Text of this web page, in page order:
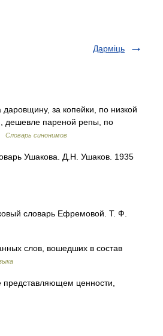
Дарміць
за копейки, по низкой
дешевле пареной репы, по
Словарь синонимов
Ушакова. Д.Н. Ушаков. 1935
словарь Ефремовой. Т. Ф.
слов, вошедших в состав
ценности,